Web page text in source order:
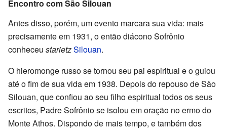
Encontro com São Silouan
Antes disso, porém, um evento marcara sua vida: mais
precisamente em 1931, o então diácono Sofrônio
conheceu starietzSilouan.
O hieromonge russo se tornou seu pai espiritual e o guiou
até o fim de sua vida em 1938. Depois do repouso de São
Silouan, que confiou ao seu filho espiritual todos os seus
escritos, Padre Sofrônio se isolou em oração no ermo do
Monte Athos. Dispondo de mais tempo, e também dos